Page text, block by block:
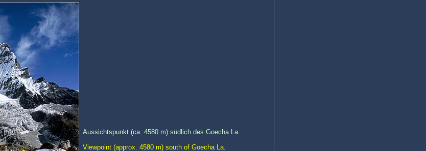
Aussichtspunkt (ca. 4580 m) südlich des Goecha La.
Viewpoint (approx. 4580 m) south of Goecha La.